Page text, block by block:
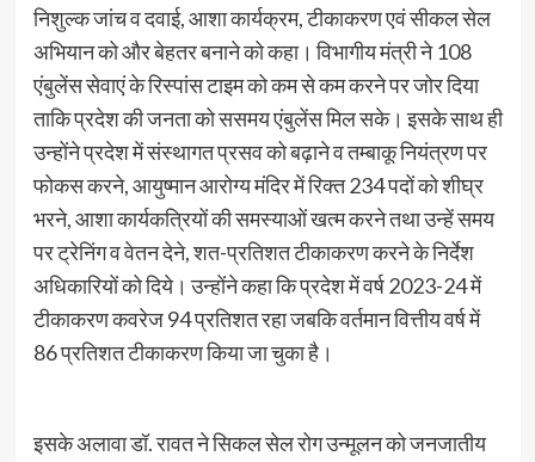
निशुल्क जांच व दवाई, आशा कार्यक्रम, टीकाकरण एवं सीकल सेल
अभियान को और बेहतर बनाने को कहा। विभागीय मंत्री ने 108
एंबुलेंस सेवाएं के रिस्पांस टाइम को कम से कम करने पर जोर दिया
ताकि प्रदेश की जनता को ससमय एंबुलेंस मिल सके। इसके साथ ही
उन्होंने प्रदेश में संस्थागत प्रसव को बढ़ाने व तम्बाकू नियंत्रण पर
फोकस करने, आयुष्मान आरोग्य मंदिर में रिक्त 234 पदों को शीघ्र
भरने, आशा कार्यकत्रियों की समस्याओं खत्म करने तथा उन्हें समय
पर ट्रेनिंग व वेतन देने, शत-प्रतिशत टीकाकरण करने के निर्देश
अधिकारियों को दिये। उन्होंने कहा कि प्रदेश में वर्ष 2023-24 में
टीकाकरण कवरेज 94 प्रतिशत रहा जबकि वर्तमान वित्तीय वर्ष में
86 प्रतिशत टीकाकरण किया जा चुका है।
इसके अलावा डॉ. रावत ने सिकल सेल रोग उन्मूलन को जनजातीय